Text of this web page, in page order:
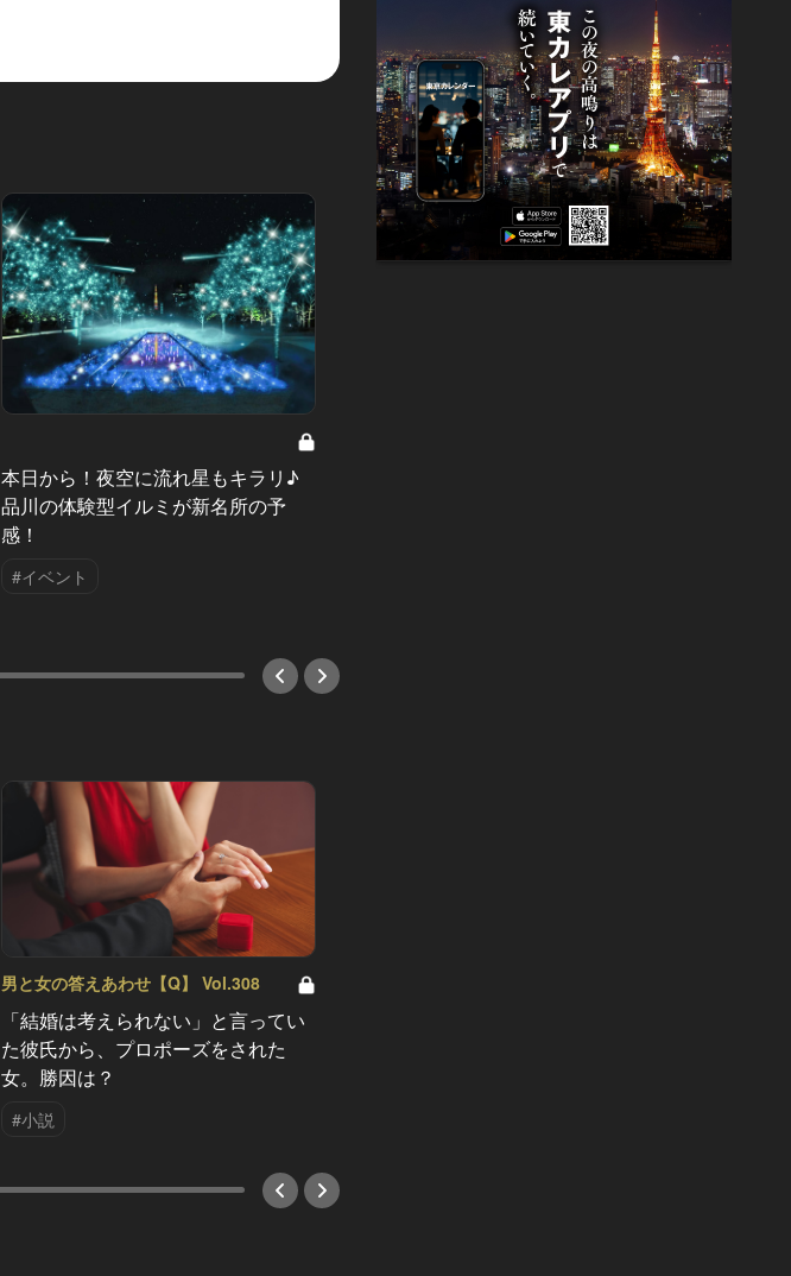
本日から！夜空に流れ星もキラリ♪
品川の体験型イルミが新名所の予
感！
#イベント
男と女の答えあわせ【Q】 Vol.308
「結婚は考えられない」と言ってい
た彼氏から、プロポーズをされた
女。勝因は？
#小説